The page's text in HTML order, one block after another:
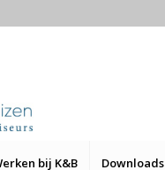
bij K&B Downloads